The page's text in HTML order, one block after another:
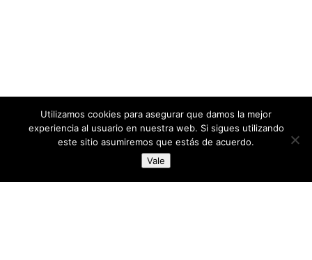
directoresdeseguridad.es
Diseñado por Centro Andaluz de Estudios y Entrenamiento
Utilizamos cookies para asegurar que damos la mejor
experiencia al usuario en nuestra web. Si sigues utilizando
este sitio asumiremos que estás de acuerdo.
Vale